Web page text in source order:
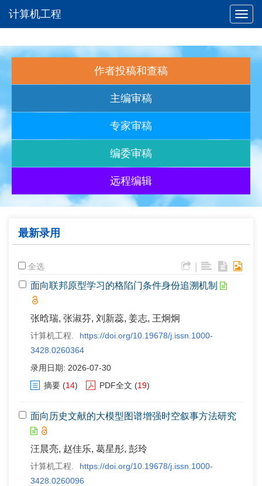
计算机工程
作者投稿和查稿
主编审稿
专家审稿
编委审稿
远程编辑
最新录用
全选
面向联邦原型学习的格陷门条件身份追溯机制
张晗瑞, 张淑芬, 刘新蕊, 姜志, 王炯炯
计算机工程.
https://doi.org/10.19678/j.issn.1000-
3428.0260364
录用日期: 2026-07-30
摘要 (14) PDF全文 (19)
面向历史文献的大模型图谱增强时空叙事方法研究
汪晨亮, 赵佳乐, 葛星彤, 彭玲
计算机工程.
https://doi.org/10.19678/j.issn.1000-
3428.0260096